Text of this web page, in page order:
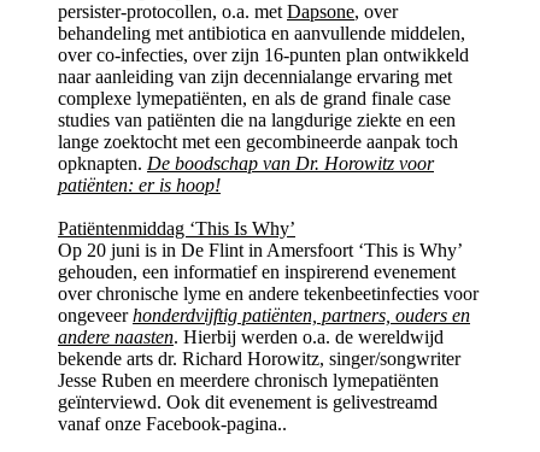
persister-protocollen, o.a. met Dapsone, over
behandeling met antibiotica en aanvullende middelen,
over co-infecties, over zijn 16-punten plan ontwikkeld
naar aanleiding van zijn decennialange ervaring met
complexe lymepatiënten, en als de grand finale case
studies van patiënten die na langdurige ziekte en een
lange zoektocht met een gecombineerde aanpak toch
opknapten. De boodschap van Dr. Horowitz voor
patiënten: er is hoop!
Patiëntenmiddag ‘This Is Why’
Op 20 juni is in De Flint in Amersfoort ‘This is Why’
gehouden, een informatief en inspirerend evenement
over chronische lyme en andere tekenbeetinfecties voor
ongeveerhonderdvijftig patiënten, partners, ouders en
andere naasten. Hierbij werden o.a. de wereldwijd
bekende arts dr. Richard Horowitz, singer/songwriter
Jesse Ruben en meerdere chronisch lymepatiënten
geïnterviewd. Ook dit evenement is gelivestreamd
vanaf onze Facebook-pagina..